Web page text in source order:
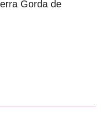
Gorda de